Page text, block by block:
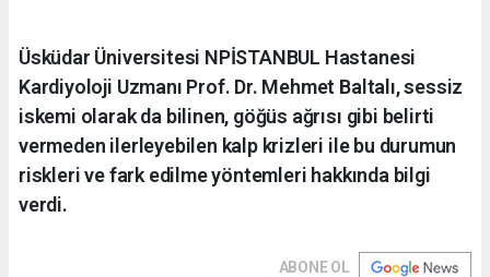
Üsküdar Üniversitesi NPİSTANBUL Hastanesi
Kardiyoloji Uzmanı Prof. Dr. Mehmet Baltalı, sessiz
iskemi olarak da bilinen, göğüs ağrısı gibi belirti
vermeden ilerleyebilen kalp krizleri ile bu durumun
riskleri ve fark edilme yöntemleri hakkında bilgi
verdi.
ABONE OL